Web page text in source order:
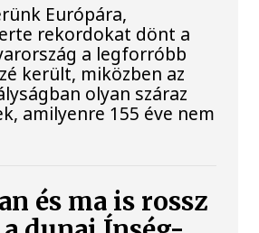
Európára,
rekordokat dönt a
a legforróbb
került, miközben az
olyan száraz
amilyenre 155 éve nem
és ma is rossz